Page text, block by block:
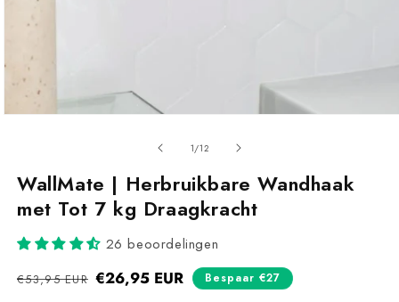
1/van
12
WallMate | Herbruikbare Wandhaak
met Tot 7 kg Draagkracht
26 beoordelingen
Normale
€53,95 EUR Aanbiedingsprijs
€26,95 EUR Bespaar €27